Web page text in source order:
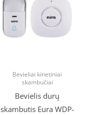
Bevieliai kinetiniai
skambučiai
Bevielis durų
skambutis Eura WDP-